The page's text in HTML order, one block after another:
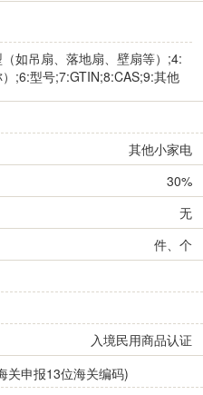
如吊扇、落地扇、壁扇等）;4:
;6:型号;7:GTIN;8:CAS;9:其他
其他小家电
30%
无
件、个
入境民用商品认证
关申报13位海关编码)